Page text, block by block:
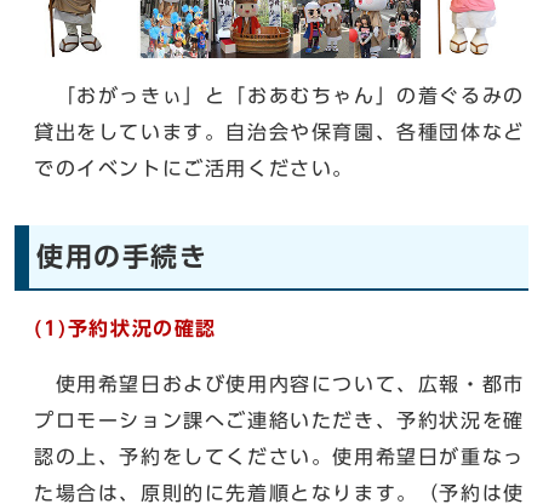
「おがっきぃ」と「おあむちゃん」の着ぐるみの
貸出をしています。自治会や保育園、各種団体など
でのイベントにご活用ください。
使用の手続き
(1)予約状況の確認
使用希望日および使用内容について、広報・都市
プロモーション課へご連絡いただき、予約状況を確
認の上、予約をしてください。使用希望日が重なっ
た場合は、原則的に先着順となります。（予約は使